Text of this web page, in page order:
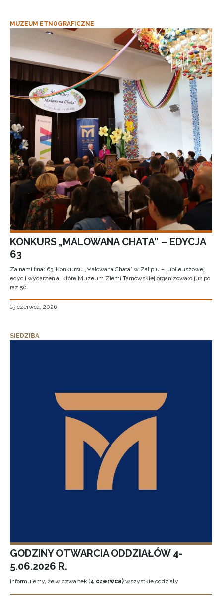
MUZEUM ETNOGRAFICZNE
KONKURS „MALOWANA CHATA” – EDYCJA
63
Za nami finał 63. Konkursu „Malowana Chata” w Zalipiu – jubileuszowej
edycji wydarzenia, które Muzeum Ziemi Tarnowskiej organizowało już po
raz 50.
15 czerwca, 2026
SIEDZIBA
GODZINY OTWARCIA ODDZIAŁÓW 4-
5.06.2026 R.
Informujemy, że w czwartek (4 czerwca) wszystkie oddziały